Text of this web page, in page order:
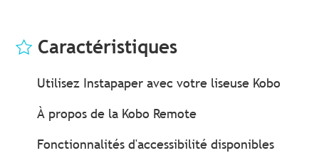
Caractéristiques
Utilisez Instapaper avec votre liseuse Kobo
À propos de la Kobo Remote
Fonctionnalités d'accessibilité disponibles